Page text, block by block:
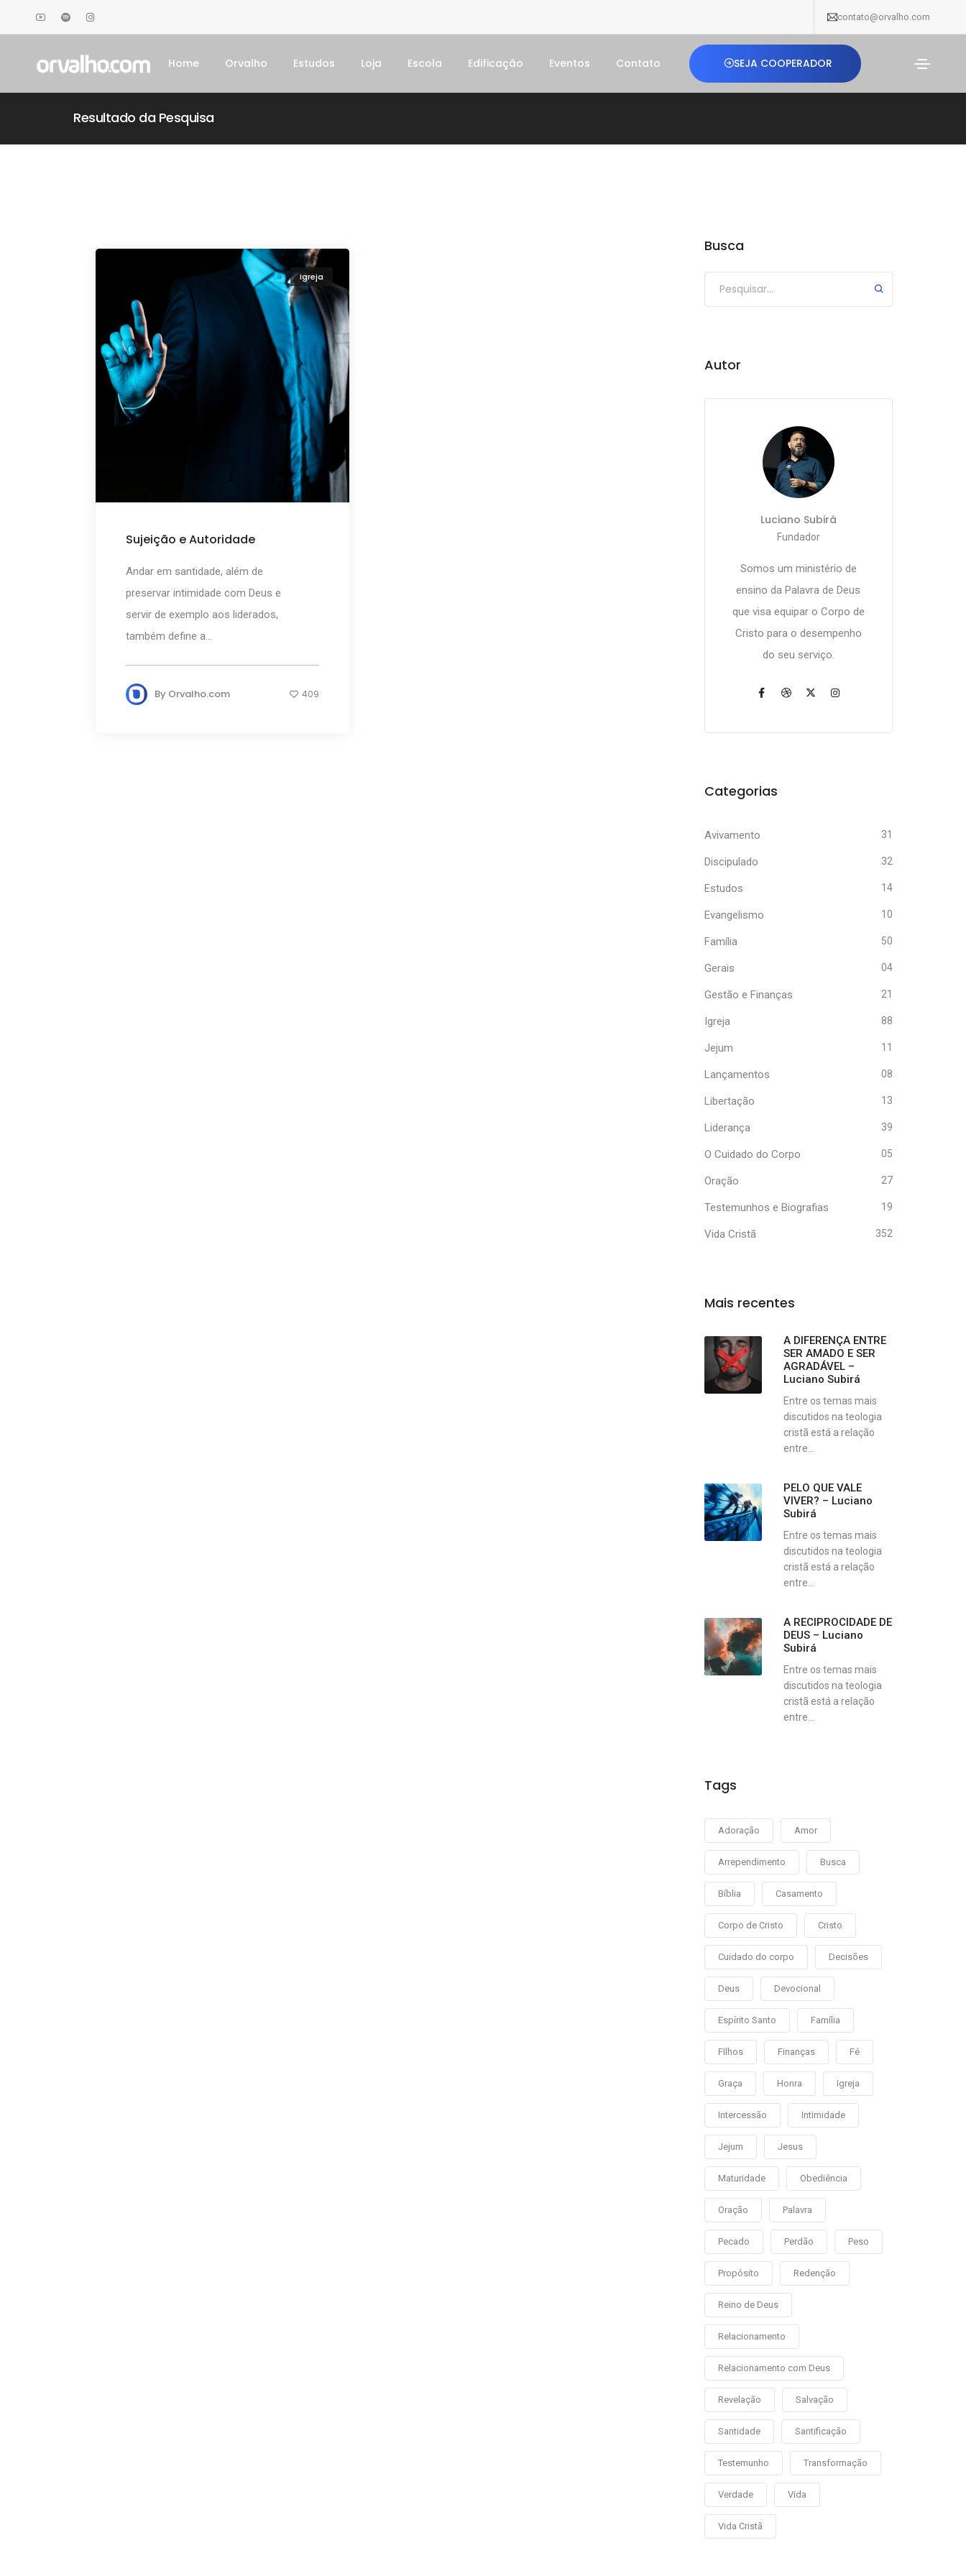
contato@orvalho.com
Home Orvalho Estudos Loja Escola Edificação Eventos Contato SEJA COOPERADOR
Resultado da Pesquisa
Igreja
Sujeição e Autoridade
Andar em santidade, além de
preservar intimidade com Deus e
servir de exemplo aos liderados,
também define a...
By Orvalho.com 409
Busca
Autor
Luciano Subirá
Fundador
Somos um ministério de
ensino da Palavra de Deus
que visa equipar o Corpo de
Cristo para o desempenho
do seu serviço.
Categorias
Avivamento 31
Discipulado 32
Estudos 14
Evangelismo 10
Família 50
Gerais 04
Gestão e Finanças 21
Igreja 88
Jejum 11
Lançamentos 08
Libertação 13
Liderança 39
O Cuidado do Corpo 05
Oração 27
Testemunhos e Biografias 19
Vida Cristã 352
Mais recentes
A DIFERENÇA ENTRE
SER AMADO E SER
AGRADÁVEL –
Luciano Subirá
Entre os temas mais
discutidos na teologia
cristã está a relação
entre...
PELO QUE VALE
VIVER? – Luciano
Subirá
Entre os temas mais
discutidos na teologia
cristã está a relação
entre...
A RECIPROCIDADE DE
DEUS – Luciano
Subirá
Entre os temas mais
discutidos na teologia
cristã está a relação
entre...
Tags
Adoração Amor
Arrependimento Busca
Bíblia Casamento
Corpo de Cristo Cristo
Cuidado do corpo Decisões
Deus Devocional
Espírito Santo Família
FIlhos Finanças Fé
Graça Honra Igreja
Intercessão Intimidade
Jejum Jesus
Maturidade Obediência
Oração Palavra
Pecado Perdão Peso
Propósito Redenção
Reino de Deus
Relacionamento
Relacionamento com Deus
Revelação Salvação
Santidade Santificação
Testemunho Transformação
Verdade Vida
Vida Cristã